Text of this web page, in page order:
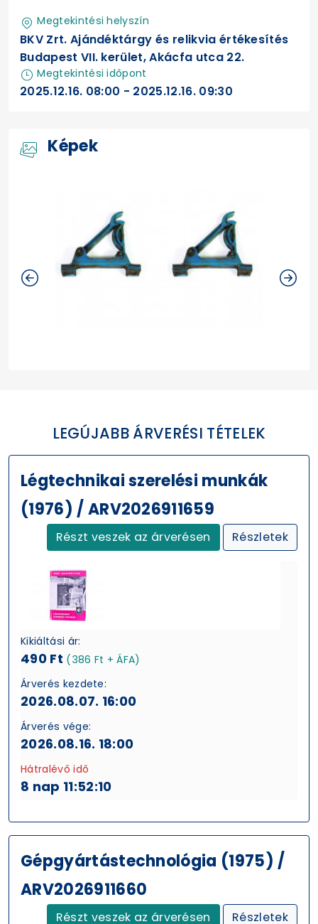
Megtekintési helyszín
BKV Zrt. Ajándéktárgy és relikvia értékesítés
Budapest VII. kerület, Akácfa utca 22.
Megtekintési időpont
2025.12.16. 08:00 - 2025.12.16. 09:30
Képek
LEGÚJABB ÁRVERÉSI TÉTELEK
Légtechnikai szerelési munkák
(1976) / ARV2026911659
Részt veszek az árverésen Részletek
Kikiáltási ár:
490 Ft (386 Ft + ÁFA)
Árverés kezdete:
2026.08.07. 16:00
Árverés vége:
2026.08.16. 18:00
Hátralévő idő
8 nap 11:52:09
Gépgyártástechnológia (1975) /
ARV2026911660
Részt veszek az árverésen Részletek